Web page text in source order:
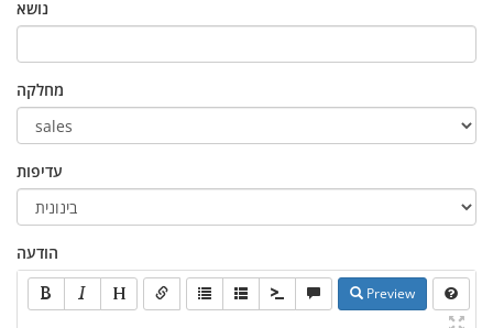
נושא
מחלקה
עדיפות
הודעה
Preview